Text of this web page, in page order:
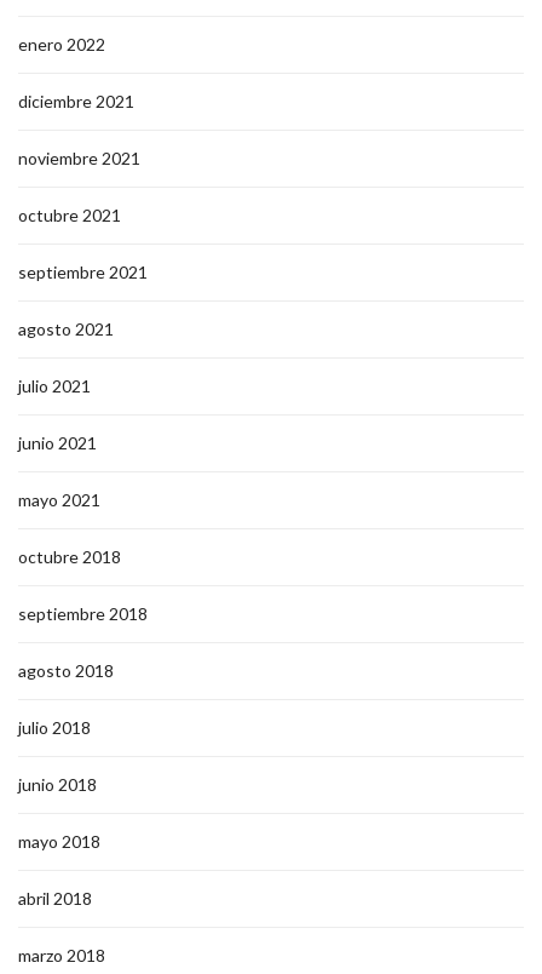
enero 2022
diciembre 2021
noviembre 2021
octubre 2021
septiembre 2021
agosto 2021
julio 2021
junio 2021
mayo 2021
octubre 2018
septiembre 2018
agosto 2018
julio 2018
junio 2018
mayo 2018
abril 2018
marzo 2018